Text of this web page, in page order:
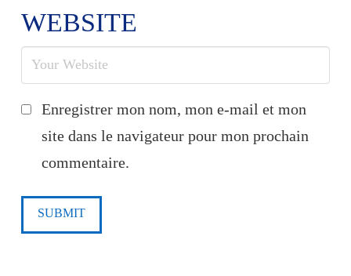
WEBSITE
Enregistrer mon nom, mon e-mail et mon
site dans le navigateur pour mon prochain
commentaire.